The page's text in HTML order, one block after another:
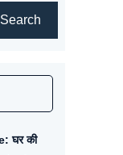
Search
घर की